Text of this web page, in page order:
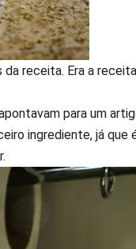
da receita. Era a
para um
ingrediente, já que